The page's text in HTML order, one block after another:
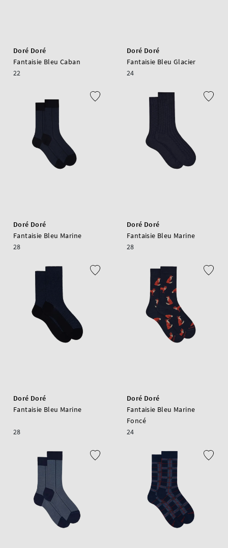
Doré Doré
Fantaisie Bleu Caban
22
Doré Doré
Fantaisie Bleu Glacier
24
Doré Doré
Fantaisie Bleu Marine
28
Doré Doré
Fantaisie Bleu Marine
28
Doré Doré
Fantaisie Bleu Marine
28
Doré Doré
Fantaisie Bleu Marine
Foncé
24